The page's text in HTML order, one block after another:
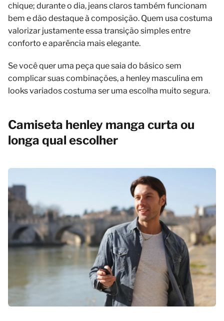
chique; durante o dia, jeans claros também funcionam
bem e dão destaque à composição. Quem usa costuma
valorizar justamente essa transição simples entre
conforto e aparência mais elegante.
Se você quer uma peça que saia do básico sem
complicar suas combinações, a henley masculina em
looks variados costuma ser uma escolha muito segura.
Camiseta henley manga curta ou
longa qual escolher